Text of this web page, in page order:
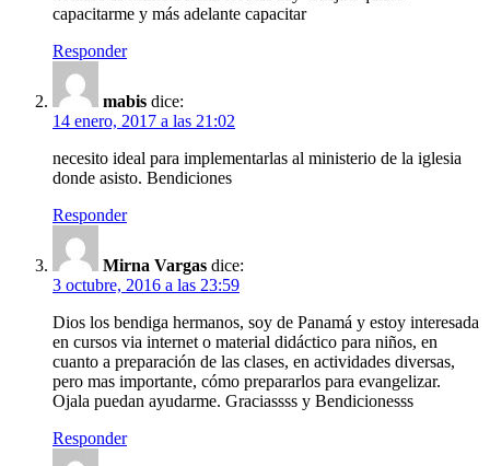
capacitarme y más adelante capacitar
Responder
mabis dice:
14 enero, 2017 a las 21:02
necesito ideal para implementarlas al ministerio de la iglesia
donde asisto. Bendiciones
Responder
Mirna Vargas dice:
3 octubre, 2016 a las 23:59
Dios los bendiga hermanos, soy de Panamá y estoy interesada
en cursos via internet o material didáctico para niños, en
cuanto a preparación de las clases, en actividades diversas,
pero mas importante, cómo prepararlos para evangelizar.
Ojala puedan ayudarme. Graciassss y Bendicionesss
Responder